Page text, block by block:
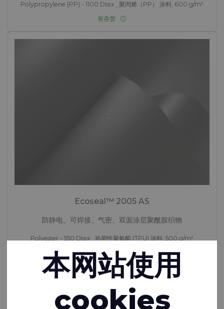
Polypropylene (PP) - 1100 Dtex , 聚丙烯（PP） 涂料, 600 g/m²
有存货
Ecoseal™ 2005 AS
防静电、可焊接、气密、双面涂层聚酰胺织物
Polyester - 550 Dtex , 热塑性聚氨酯 (TPU) 涂料, 500 g/m²
按需定制
本网站使用
cookies